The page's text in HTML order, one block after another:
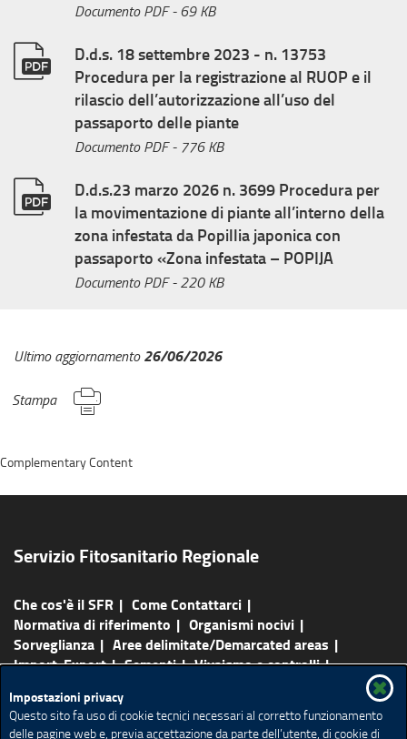
Documento PDF- 69 KB
D.d.s. 18 settembre 2023 - n. 13753
Procedura per la registrazione al RUOP e il
rilascio dell’autorizzazione all’uso del
passaporto delle piante
Documento PDF- 776 KB
D.d.s.23 marzo 2026 n. 3699 Procedura per
la movimentazione di piante all’interno della
zona infestata da Popillia japonica con
passaporto «Zona infestata – POPIJA
Documento PDF- 220 KB
Ultimo aggiornamento26/06/2026
Stampa
Impostazioni privacy
Questo sito fa uso di cookie tecnici necessari al corretto funzionamento
delle pagine web e, previa accettazione da parte dell’utente, di cookie di
Servizio Fitosanitario Regionale
Che cos'è il SFR
Come Contattarci
Normativa di riferimento
Organismi nocivi
Sorveglianza
Aree delimitate/Demarcated areas
Import-Export
Sementi
Vivaismo e controlli
Comunicati e notizie
Complementary Content